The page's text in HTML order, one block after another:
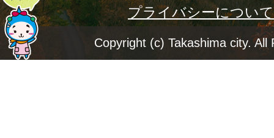
ー
ジ
プライバシーについて
Copyright (c) Takashima city. All